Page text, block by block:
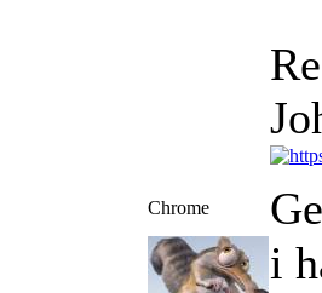
Chrome
i